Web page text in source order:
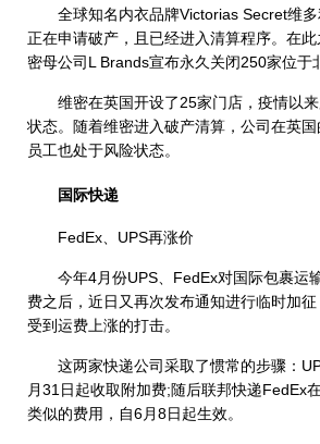
全球知名内衣品牌Victorias Secret维多
正在申请破产，且已经进入清算程序。在
密母公司L Brands宣布永久关闭250家位于
维密在英国开设了25家门店，疫情以来
状态。随着维密进入破产清算，公司在英
员工也处于风险状态。
国际快递
FedEx、UPS再涨价
今年4月份UPS、FedEx对国际包裹运
费之后，近日又再次发布通知进行临时加
受到运费上涨的打击。
这两家快递公司采取了惯常的步骤：
月31日起收取附加费;随后联邦快递FedEx
类似的费用，自6月8日起生效。